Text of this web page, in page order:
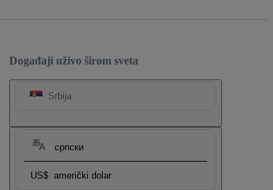
Događaji uživo širom sveta
Srbija
српски
US$ američki dolar